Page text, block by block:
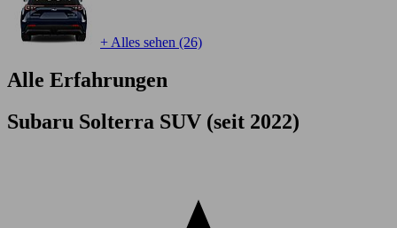
+ Alles sehen (26)
Alle Erfahrungen
Subaru Solterra SUV (seit 2022)